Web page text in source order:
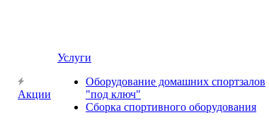
Акции
Услуги
Оборудование домашних спортзалов
"под ключ"
Сборка спортивного оборудования